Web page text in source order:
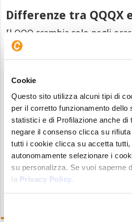
Cookie
Questo sito utilizza alcuni tipi di
per il corretto funzionamento dello
statistici e di Profilazione anche di
negare il consenso clicca su
tutti i cookie clicca su accetta
autonomamente selezionare i
su personalizza. Se vuoi saperne
la Privacy Policy.
Differenze tra QQQX
Il QQQ scambia solo negli
QQQX gira 24/7 senza
regolamentato e garantisce
tramite broker tradizionali, il
exchange crypto, anche con
QQQX consente la custodia
mentre il QQQ resta
l’intermediario.